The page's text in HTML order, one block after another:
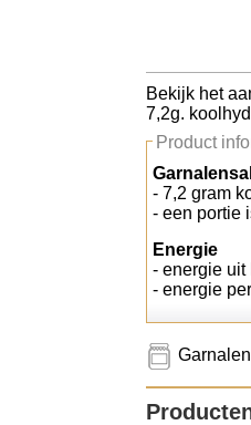
Koolhydraten tellen
Bekijk het
7,2g.
Product
- 7,2 gram
- een portie
Energie
- energie uit
- energie